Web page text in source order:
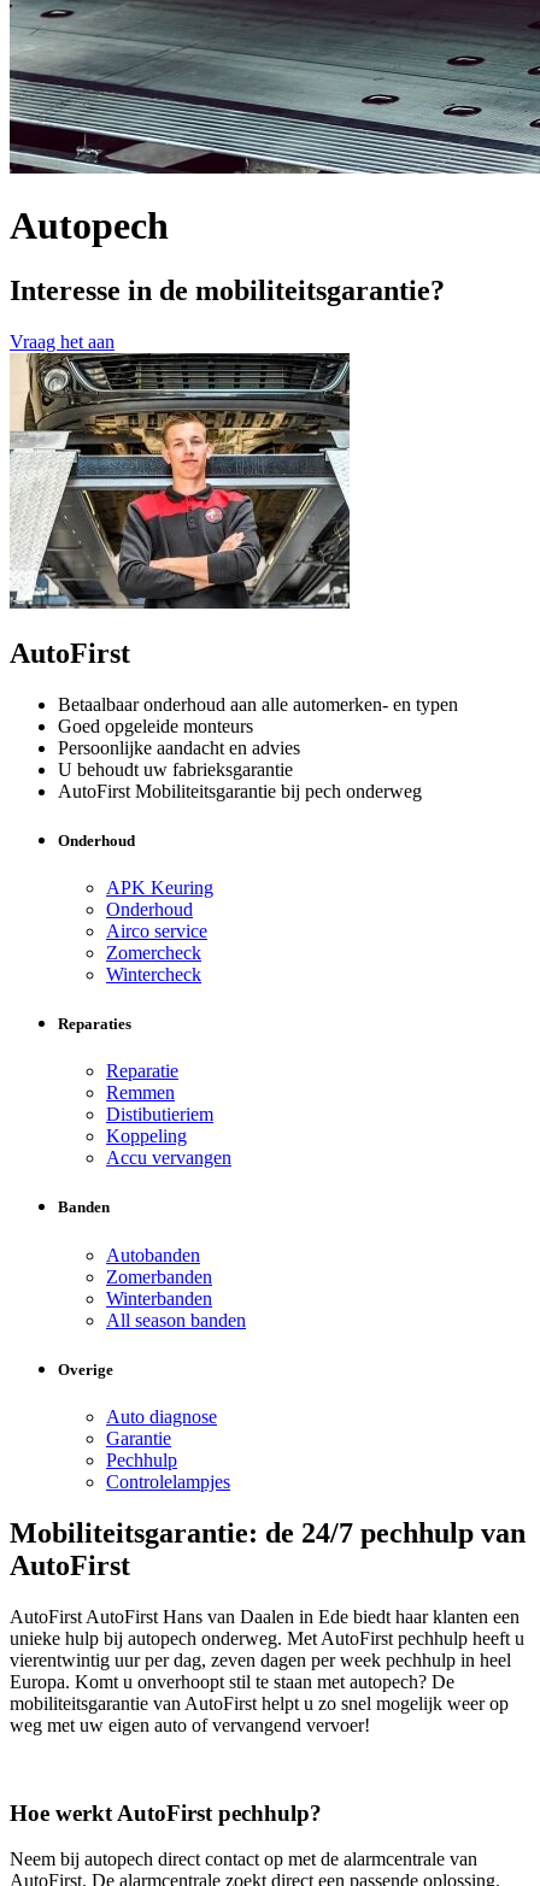
Autopech
Interesse in de mobiliteitsgarantie?
Vraag het aan
AutoFirst
Betaalbaar onderhoud aan alle automerken- en typen
Goed opgeleide monteurs
Persoonlijke aandacht en advies
U behoudt uw fabrieksgarantie
AutoFirst Mobiliteitsgarantie bij pech onderweg
Onderhoud
APK Keuring
Onderhoud
Airco service
Zomercheck
Wintercheck
Reparaties
Reparatie
Remmen
Distibutieriem
Koppeling
Accu vervangen
Banden
Autobanden
Zomerbanden
Winterbanden
All season banden
Overige
Auto diagnose
Garantie
Pechhulp
Controlelampjes
Mobiliteitsgarantie: de 24/7 pechhulp van
AutoFirst
AutoFirst AutoFirst Hans van Daalen in Ede biedt haar klanten een
unieke hulp bij autopech onderweg. Met AutoFirst pechhulp heeft u
vierentwintig uur per dag, zeven dagen per week pechhulp in heel
Europa. Komt u onverhoopt stil te staan met autopech? De
mobiliteitsgarantie van AutoFirst helpt u zo snel mogelijk weer op
weg met uw eigen auto of vervangend vervoer!
Hoe werkt AutoFirst pechhulp?
Neem bij autopech direct contact op met de alarmcentrale van
AutoFirst. De alarmcentrale zoekt direct een passende oplossing.